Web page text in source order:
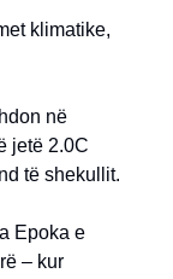
klimatike,
në
jetë 2.0C
të shekullit.
Epoka e
– kur